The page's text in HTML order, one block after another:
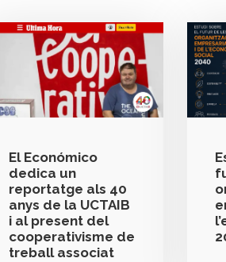
El Económico
dedica un
reportatge als 40
anys de la UCTAIB
i al present del
cooperativisme de
treball associat